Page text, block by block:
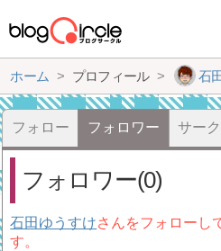
ホーム プロフィール 石
フォロー フォロワー サー
フォロワー(0)
石田ゆうすけさんをフォローし
す。